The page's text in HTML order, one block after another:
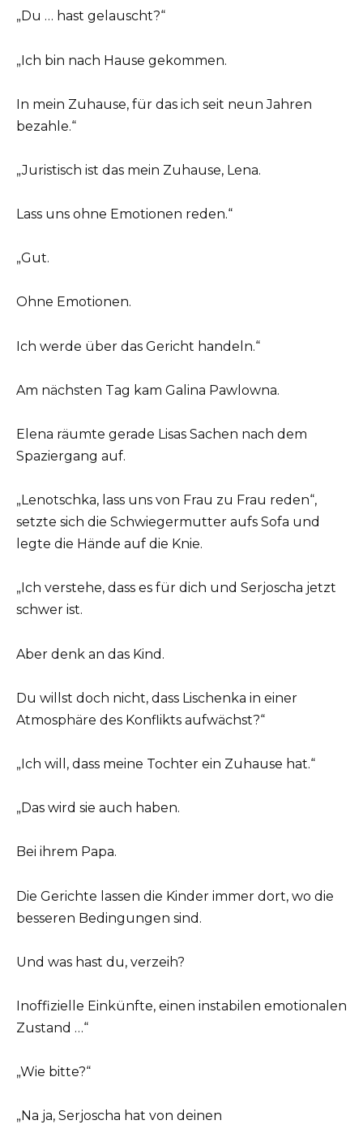
„Du … hast gelauscht?“
„Ich bin nach Hause gekommen.
In mein Zuhause, für das ich seit neun Jahren
bezahle.“
„Juristisch ist das mein Zuhause, Lena.
Lass uns ohne Emotionen reden.“
„Gut.
Ohne Emotionen.
Ich werde über das Gericht handeln.“
Am nächsten Tag kam Galina Pawlowna.
Elena räumte gerade Lisas Sachen nach dem
Spaziergang auf.
„Lenotschka, lass uns von Frau zu Frau reden“,
setzte sich die Schwiegermutter aufs Sofa und
legte die Hände auf die Knie.
„Ich verstehe, dass es für dich und Serjoscha jetzt
schwer ist.
Aber denk an das Kind.
Du willst doch nicht, dass Lischenka in einer
Atmosphäre des Konflikts aufwächst?“
„Ich will, dass meine Tochter ein Zuhause hat.“
„Das wird sie auch haben.
Bei ihrem Papa.
Die Gerichte lassen die Kinder immer dort, wo die
besseren Bedingungen sind.
Und was hast du, verzeih?
Inoffizielle Einkünfte, einen instabilen emotionalen
Zustand …“
„Wie bitte?“
„Na ja, Serjoscha hat von deinen